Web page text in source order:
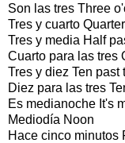
Son las tres Three
Tres y cuarto
Tres y media Half
Cuarto para las tres
Tres y diez Ten past
Diez para las tres
Es medianoche It's
Mediodía Noon
Hace cinco minutos